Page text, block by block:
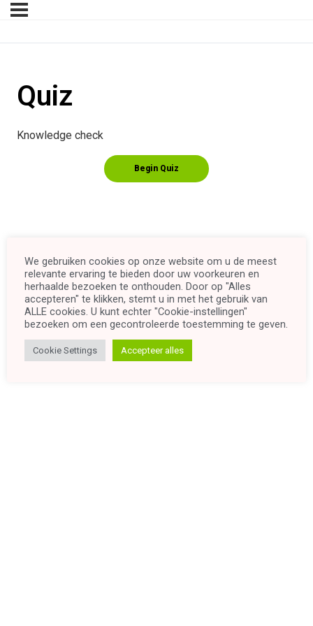
Quiz
Knowledge check
We gebruiken cookies op onze website om u de meest
relevante ervaring te bieden door uw voorkeuren en
herhaalde bezoeken te onthouden. Door op "Alles
accepteren" te klikken, stemt u in met het gebruik van
ALLE cookies. U kunt echter "Cookie-instellingen"
bezoeken om een ​​gecontroleerde toestemming te geven.
Cookie Settings Accepteer alles